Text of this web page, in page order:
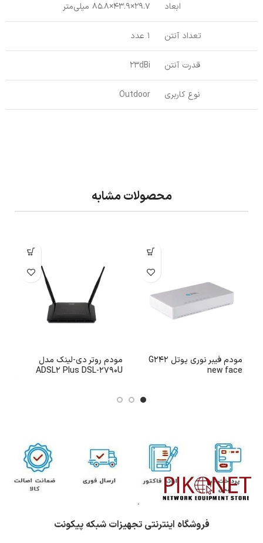
ابعاد 29.7×43.9×85.8 میلی‌متر
تعداد آنتن 1 عدد
قدرت آنتن 23dBi
نوع کاربری Outdoor
محصولات مشابه
مودم فیبر نوری یوتل G242
new face
مودم روتر دی-لینک مدل
ADSL2 Plus DSL-2790U
فروشگاه اینترنتی تجهیزات شبکه پیکونت